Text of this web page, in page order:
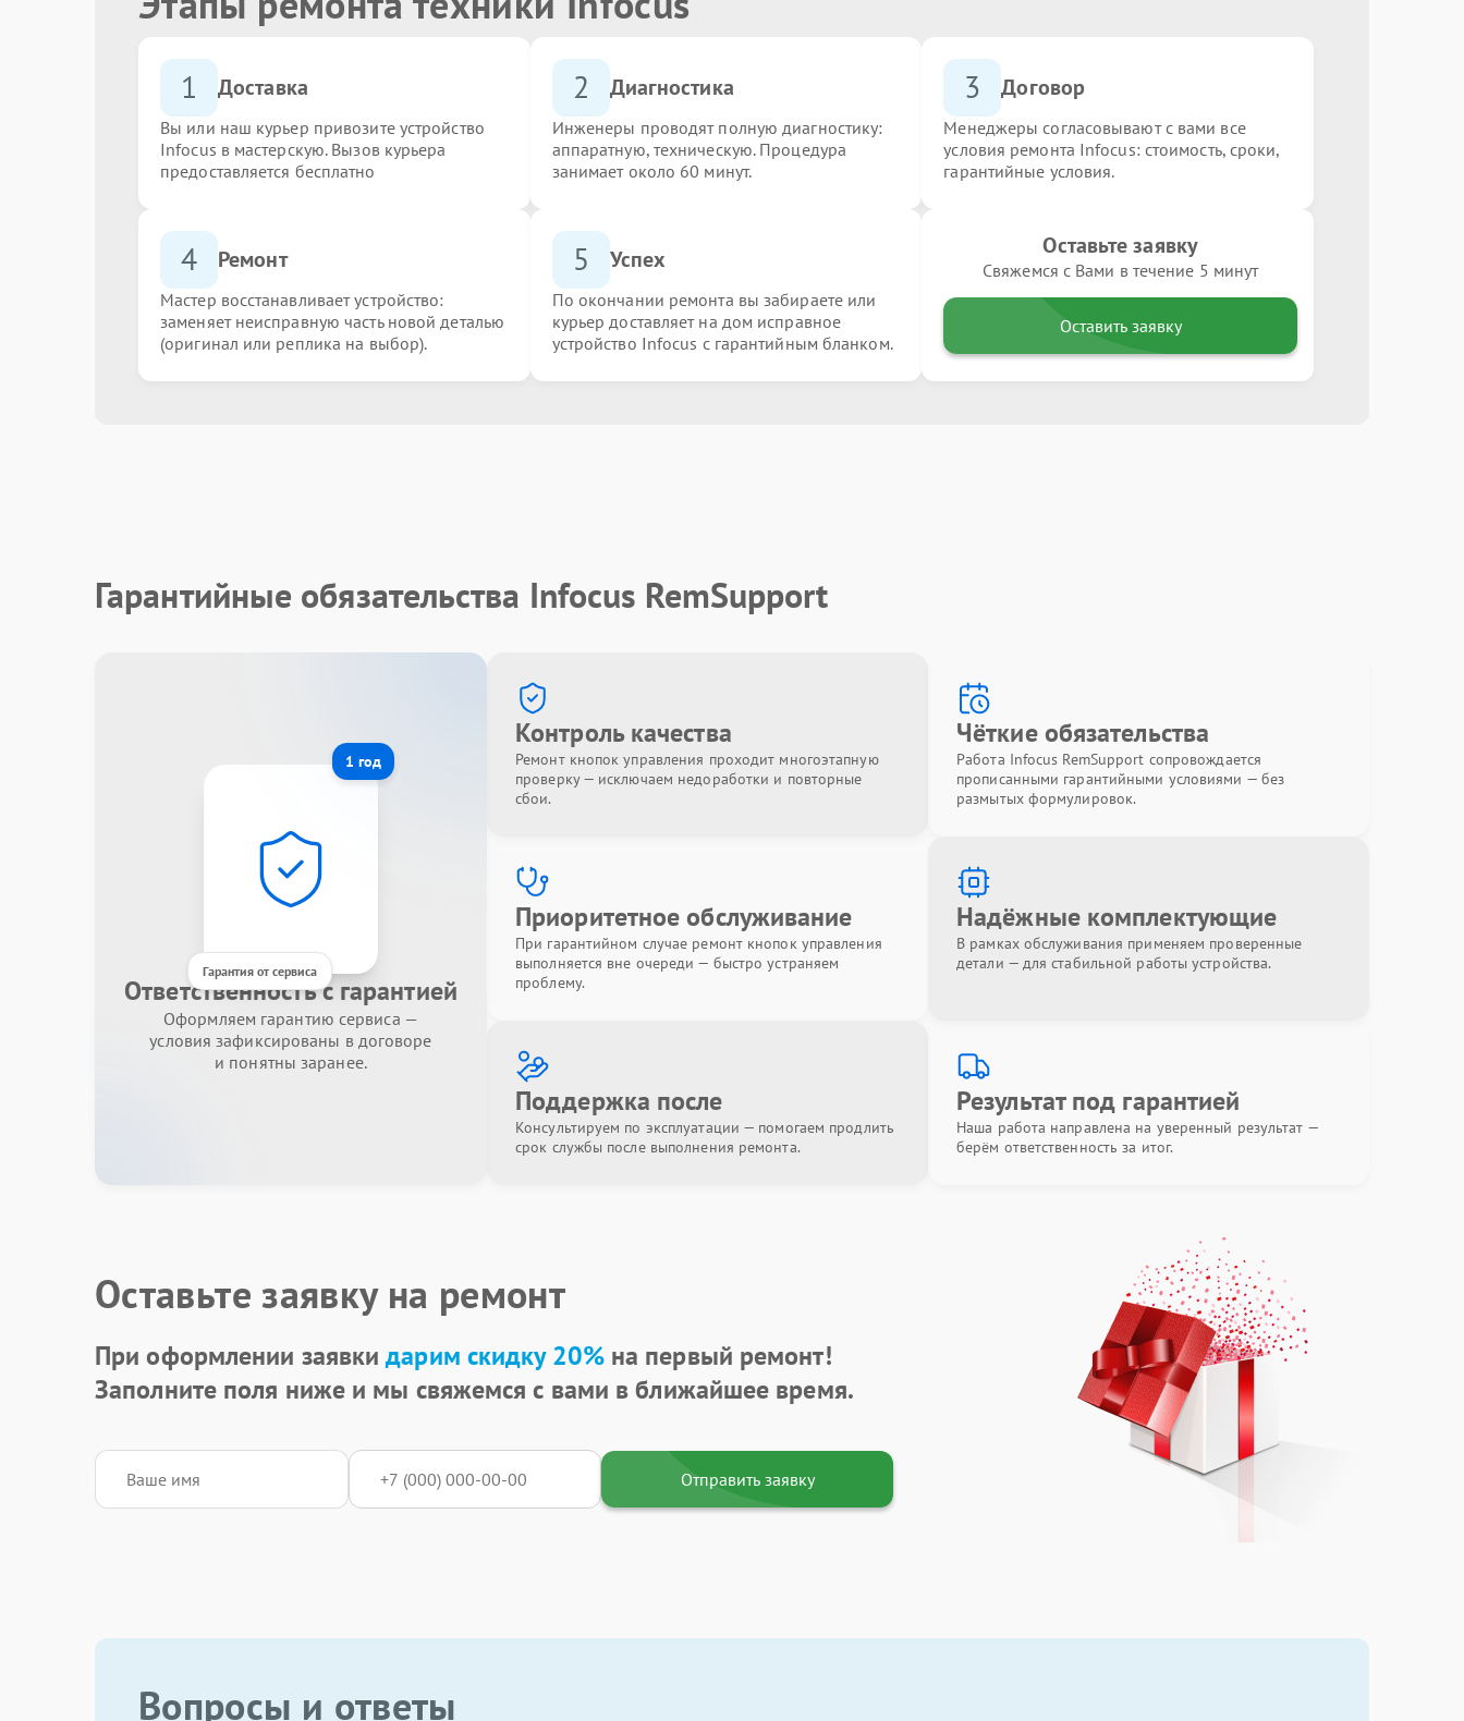
1 Доставка
Вы или наш курьер привозите устройство
Infocus в мастерскую. Вызов курьера
предоставляется бесплатно
2 Диагностика
Инженеры проводят полную диагностику:
аппаратную, техническую. Процедура
занимает около 60 минут.
3 Договор
Менеджеры согласовывают с вами все
условия ремонта Infocus: стоимость, сроки,
гарантийные условия.
4 Ремонт
Мастер восстанавливает устройство:
заменяет неисправную часть новой деталью
(оригинал или реплика на выбор).
5 Успех
По окончании ремонта вы забираете или
курьер доставляет на дом исправное
устройство Infocus с гарантийным бланком.
Оставьте заявку
Свяжемся с Вами в течение 5 минут
Оставить заявку
Гарантийные обязательства Infocus RemSupport
1 год
Гарантия от сервиса
Ответственность с гарантией
Оформляем гарантию сервиса —
условия зафиксированы в договоре
и понятны заранее.
Контроль качества
Ремонт кнопок управления проходит многоэтапную
проверку — исключаем недоработки и повторные
сбои.
Чёткие обязательства
Работа Infocus RemSupport сопровождается
прописанными гарантийными условиями — без
размытых формулировок.
Приоритетное обслуживание
При гарантийном случае ремонт кнопок управления
выполняется вне очереди — быстро устраняем
проблему.
Надёжные комплектующие
В рамках обслуживания применяем проверенные
детали — для стабильной работы устройства.
Поддержка после
Консультируем по эксплуатации — помогаем продлить
срок службы после выполнения ремонта.
Результат под гарантией
Наша работа направлена на уверенный результат —
берём ответственность за итог.
Оставьте заявку на ремонт
При оформлении заявкидарим скидку 20%на первый ремонт!
Заполните поля ниже и мы свяжемся с вами в ближайшее время.
Отправить заявку
Вопросы и ответы